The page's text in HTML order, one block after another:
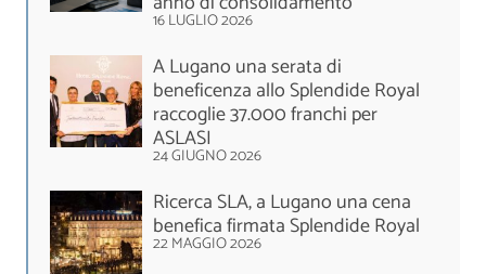
16 LUGLIO 2026
A Lugano una serata di
beneficenza allo Splendide Royal
raccoglie 37.000 franchi per
ASLASI
24 GIUGNO 2026
Ricerca SLA, a Lugano una cena
benefica firmata Splendide Royal
22 MAGGIO 2026